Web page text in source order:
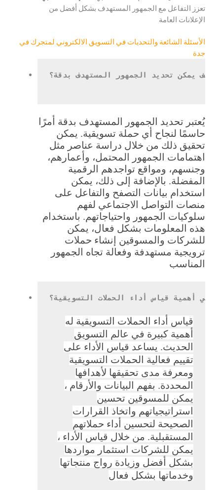
تعزز التفاعل مع الجمهور المستهدف بشكل أفضل من
الإعلانات العامة
الأسئلة الشائعة والتحديات في التسويق الالكتروني لمتجرك في
جدة
كيف يمكن تحديد الجمهور المستهدف بدقة؟
يُعتبر تحديد الجمهور المستهدف بدقة أمرًا
حاسمًا لنجاح أي حملة تسويقية. يمكن
تحقيق ذلك من خلال دراسة عناصر مثل
اهتمامات الجمهور المحتمل، وأعمارهم،
وجنسهم، ومواقع تواجدهم الرقمية
المفضلة. بالإضافة إلى ذلك، يمكن
استخدام بيانات التصفح والتفاعل على
منصات التواصل الاجتماعي لفهم
سلوكيات الجمهور واحتياجاتهم. باستخدام
هذه المعلومات بشكل فعال، يمكن
للشركات والمسوقين إنشاء حملات
ترويجية مستهدفة وفعالة تجاه الجمهور
المناسب
هي أهمية قياس أداء الحملات التسويقية؟
قياس أداء الحملات التسويقية له
أهمية كبيرة في عالم التسويق
الحديث. يساعد قياس الأداء على
تقييم فعالية الحملات التسويقية
ومعرفة مدى تحقيقها لأهدافها
المحددة. بفهم البيانات والأرقام ،
يمكن للمسوقين تحسين
استراتيجياتهم واتخاذ القرارات
الصحيحة لتحسين أداء حملاتهم
المستقبلية. من خلال قياس الأداء ،
يمكن للشركات استثمار مواردها
بشكل أفضل وزيادة رواج منتجاتها
وخدماتها بشكل فعال